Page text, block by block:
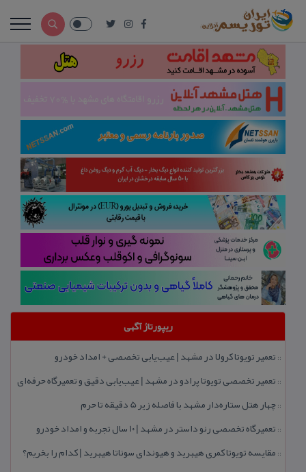
ریپورتاژ آگهی
:: تعمیر تویوتا كرولا در مشهد | عیب‌یابی تخصصی + امداد خودرو
:: تعمیر تخصصی تویوتا پرادو در مشهد | عیب‌یابی دقیق و تعمیرگاه حرفه‌ای
::چهار هتل‌ ستاره‌دار مشهد با فاصله زیر 5 دقیقه تا حرم
:: تعمیرگاه تخصصی رنو داستر در مشهد | ۱۰ سال تجربه و امداد خودرو
:: مقایسه تویوتا كمری هیبرید و هیوندای سوناتا هیبرید | كدام را بخریم؟